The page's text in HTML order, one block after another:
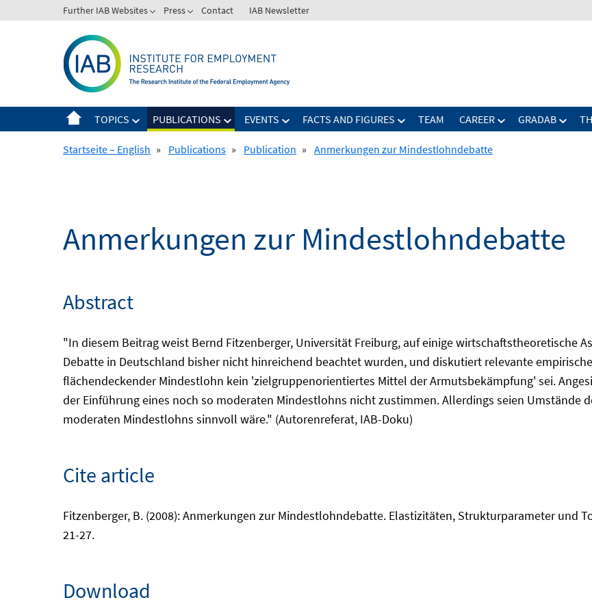
to
Further IAB Websites Press Contact IAB Newsletter
TOPICS PUBLICATIONS EVENTS FACTS AND FIGURES TEAM CAREER GRADAB
Startseite – English » Publications » Publication » Anmerkungen zur Mindestlohndebatte
Anmerkungen zur Mindestlohndebatte
Abstract
"In diesem Beitrag weist Bernd Fitzenberger, Universität Freiburg, auf einige wirtschaftstheoretische
Debatte in Deutschland bisher nicht hinreichend beachtet wurden, und diskutiert relevante
flächendeckender Mindestlohn kein 'zielgruppenorientiertes Mittel der Armutsbekämpfung' sei.
der Einführung eines noch so moderaten Mindestlohns nicht zustimmen. Allerdings seien Umstände
moderaten Mindestlohns sinnvoll wäre." (Autorenreferat, IAB-Doku)
Cite article
Fitzenberger, B. (2008): Anmerkungen zur Mindestlohndebatte. Elastizitäten, Strukturparameter und
21-27.
Download